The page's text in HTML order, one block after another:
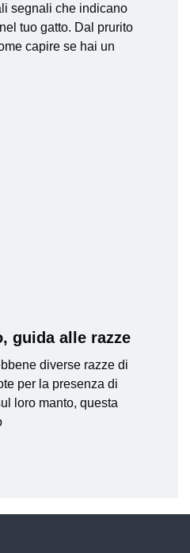
segnali che indicano
tuo gatto. Dal prurito
capire se hai un
guida alle razze
diverse razze di
per la presenza di
loro manto, questa